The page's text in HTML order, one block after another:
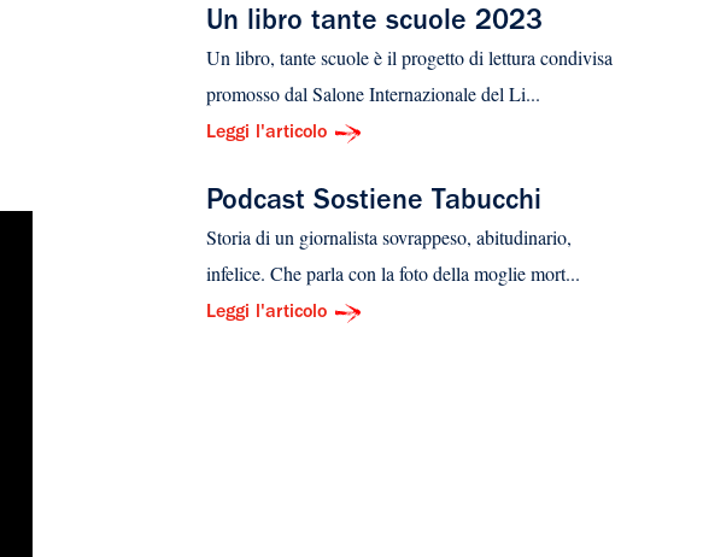
Un libro tante scuole 2023
Un libro, tante scuole è il progetto di lettura condivisa
promosso dal Salone Internazionale del Li...
Leggi l'articolo
Podcast Sostiene Tabucchi
Storia di un giornalista sovrappeso, abitudinario,
infelice. Che parla con la foto della moglie mort...
Leggi l'articolo